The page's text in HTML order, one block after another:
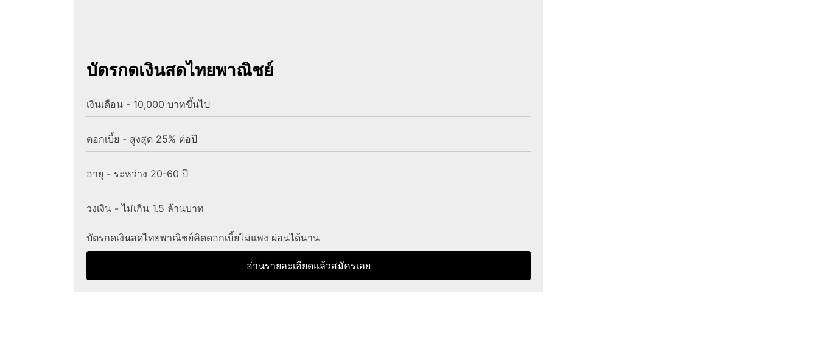
บัตรกดเงินสดไทยพาณิชย์
เงินเดือน - 10,000 บาทขึ้นไป
ดอกเบี้ย - สูงสุด 25% ต่อปี
อายุ - ระหว่าง 20-60 ปี
วงเงิน - ไม่เกิน 1.5 ล้านบาท
บัตรกดเงินสดไทยพาณิชย์คิดดอกเบี้ยไม่แพง ผ่อนได้นาน
อ่านรายละเอียดแล้วสมัครเลย